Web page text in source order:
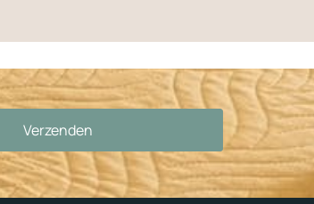
Verzenden